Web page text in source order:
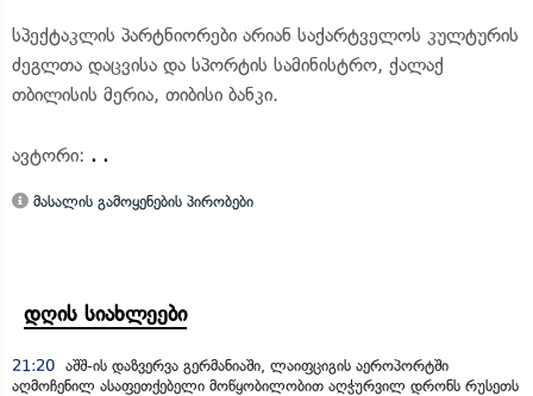
სპექტაკლის პარტნიორები არიან საქარტველოს კულტურის
ძეგლთა დაცვისა და სპორტის სამინისტრო, ქალაქ
თბილისის მერია, თიბისი ბანკი.
ავტორი: . .
მასალის გამოყენების პირობები
დღის სიახლეები
21:20 აშშ-ის დაზვერვა გერმანიაში, ლაიფციგის აეროპორტში
აღმოჩენილ ასაფეთქებელი მოწყობილობით აღჭურვილ დრონს რუსეთს